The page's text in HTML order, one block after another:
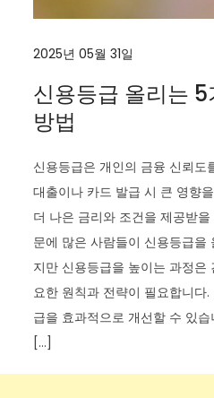
2025년 05월 31일
신용등급 올리는
방법
신용등급은 개인의 금융 신뢰도
대출이나 카드 발급 시 큰 영향
더 나은 금리와 조건을 제공받
문에 많은 사람들이 신용등급을
지만 신용등급을 높이는 과정은
요한 원칙과 전략이 필요합니다
급을 효과적으로 개선할 수 있
[…]